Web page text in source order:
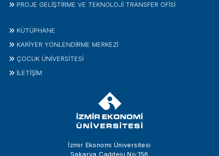
İzmir Ekonomi Üniversitesi
Sakarya Caddesi No:156
PROJE GELIŞTIRME VE TEKNOLOJI TRANSFER OFISI
KÜTÜPHANE
KARİYER YÖNLENDİRME MERKEZİ
ÇOCUK ÜNIVERSITESI
İLETIŞIM